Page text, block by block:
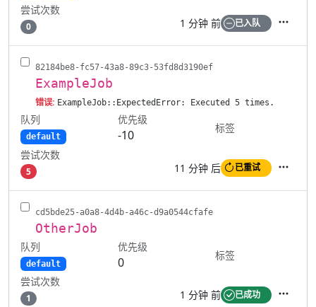
尝试次数
0 1 分钟 前 已入队
82184be8-fc57-43a8-89c3-53fd8d3190ef
ExampleJob
错误: ExampleJob::ExpectedError: Executed 5 times.
队列
default
优先级
-10
标签
尝试次数
5 11 分钟 后 已重试
cd5bde25-a0a8-4d4b-a46c-d9a0544cfafe
OtherJob
队列
default
优先级
0
标签
尝试次数
1 1 分钟 前 已成功